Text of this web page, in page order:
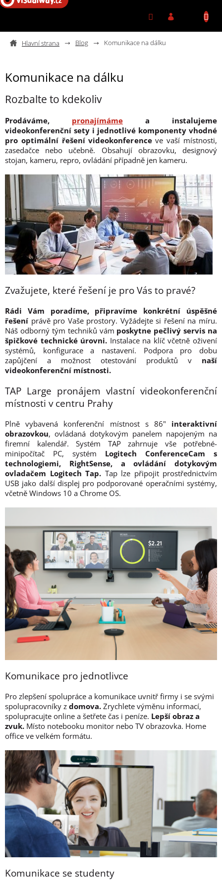
Přejít na obsah
Blog Komunikace na dálku
Komunikace na dálku
Rozbalte to kdekoliv
Prodáváme, pronajímáme a instalujeme
videokonferenční sety i jednotlivé komponenty vhodné
pro optimální řešení videokonferenceve vaší místnosti,
zasedačce nebo učebně. Obsahují obrazovku, designový
stojan, kameru, repro, ovládání případně jen kameru.
Zvažujete, které řešení je pro Vás to pravé?
Rádi Vám poradíme, připravíme konkrétní úspěšné
řešení právě pro Vaše prostory. Vyžádejte si řešení na míru.
Náš odborný tým techniků vám poskytne pečlivý servis na
špičkové technické úrovni. Instalace na klíč včetně oživení
systémů, konfigurace a nastavení. Podpora pro dobu
zapůjčení a možnost otestování produktů v naší
videokonferenční místnosti.
TAP Large pronájem vlastní videokonferenční
místnosti v centru Prahy
Plně vybavená konferenční místnost s 86" interaktivní
obrazovkou, ovládaná dotykovým panelem napojeným na
firemní kalendář. Systém TAP zahrnuje vše potřebné-
minipočítač PC, systém Logitech ConferenceCam s
technologiemi, RightSense, a ovládání dotykovým
ovladačem Logitech Tap. Tap lze připojit prostřednictvím
USB jako další displej pro podporované operačními systémy,
včetně Windows 10 a Chrome OS.
Komunikace pro jednotlivce
Pro zlepšení spolupráce a komunikace uvnitř firmy i se svými
spolupracovníky z domova. Zrychlete výměnu informací,
spolupracujte online a šetřete čas i peníze. Lepší obraz a
zvuk. Místo notebooku monitor nebo TV obrazovka. Home
office ve velkém formátu.
Komunikace se studenty